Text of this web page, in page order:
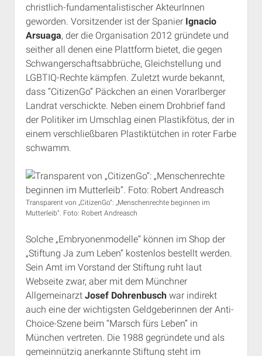
christlich-fundamentalistischer AkteurInnen
geworden. Vorsitzender ist der Spanier Ignacio
Arsuaga, der die Organisation 2012 gründete und
seither all denen eine Plattform bietet, die gegen
Schwangerschaftsabbrüche, Gleichstellung und
LGBTIQ-Rechte kämpfen. Zuletzt wurde bekannt,
dass “CitizenGo” Päckchen an einen Vorarlberger
Landrat verschickte. Neben einem Drohbrief fand
der Politiker im Umschlag einen Plastikfötus, der in
einem verschließbaren Plastiktütchen in roter Farbe
schwamm.
Transparent von „CitizenGo“: „Menschenrechte beginnen im
Mutterleib“. Foto: Robert Andreasch
Solche „Embryonenmodelle“ können im Shop der
„Stiftung Ja zum Leben“ kostenlos bestellt werden.
Sein Amt im Vorstand der Stiftung ruht laut
Webseite zwar, aber mit dem Münchner
Allgemeinarzt Josef Dohrenbuschwar indirekt
auch eine der wichtigsten Geldgeberinnen der Anti-
Choice-Szene beim “Marsch fürs Leben” in
München vertreten. Die 1988 gegründete und als
gemeinnützig anerkannte Stiftung steht im